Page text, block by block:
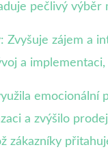
pečlivý výběr
Zvyšuje zájem a
a
emocionální
a zvýšilo
zákazníky